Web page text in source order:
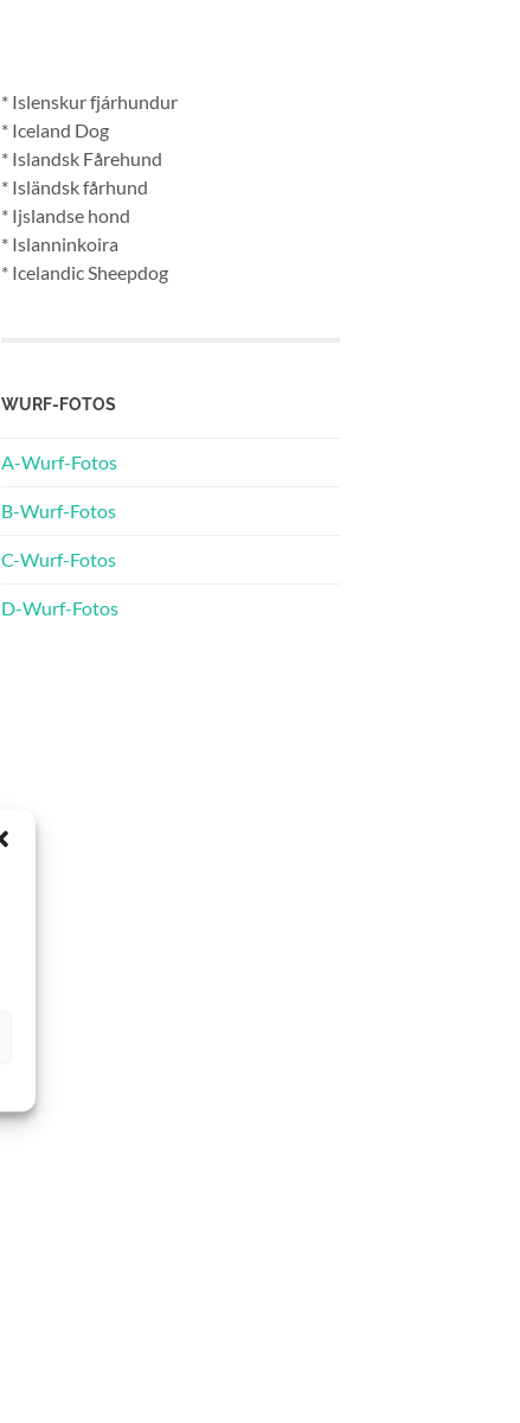
* Islenskur fjárhundur
* Iceland Dog
* Islandsk Fårehund
* Isländsk fårhund
* Ijslandse hond
* Islanninkoira
* Icelandic Sheepdog
WURF-FOTOS
A-Wurf-Fotos
B-Wurf-Fotos
C-Wurf-Fotos
D-Wurf-Fotos